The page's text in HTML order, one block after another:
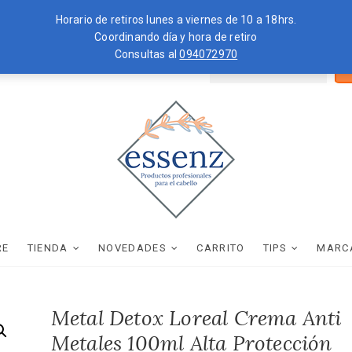
Horario de retiros lunes a viernes de 10 a 18hrs.
Coordinando día y hora de retiro
Consultas al094072970
por:
essenz
TIENDA NOVEDADES CARRITO TIPS
Metal Detox Loreal Crema Anti
Metales 100ml Alta Protección